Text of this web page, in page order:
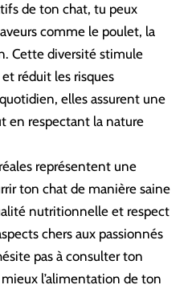
de ton chat, tu peux
comme le poulet, la
Cette diversité stimule
réduit les risques
elles assurent une
en respectant la nature
représentent une
ton chat de manière saine
nutritionnelle et respect
chers aux passionnés
pas à consulter ton
l’alimentation de ton